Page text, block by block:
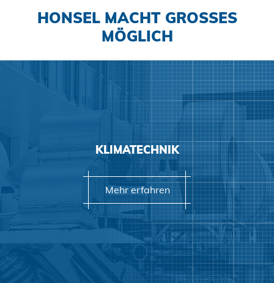
HONSEL MACHT GROSSES M
ÖGLICH
KLIMATECHNIK
Mehr erfahren
Mehr erfahren